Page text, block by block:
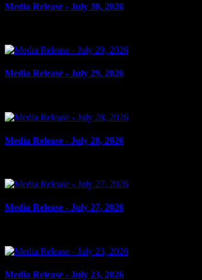
Media Release - July 30, 2026
Media Release - July 29, 2026
Media Release - July 28, 2026
Media Release - July 27, 2026
Media Release - July 23, 2026